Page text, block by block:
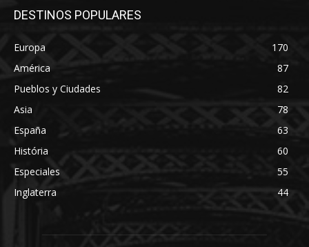
DESTINOS POPULARES
Europa
170
América
87
Pueblos y Ciudades
82
Asia
78
España
63
História
60
Especiales
55
Inglaterra
44